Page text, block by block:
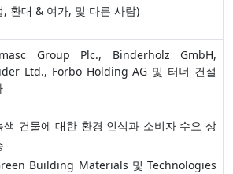
, 환대 & 여가, 및 다른 사람)
Group Plc., Binderholz GmbH,
Ltd., Forbo Holding AG 및 터너 건설
색 건물에 대한 환경 인식과 소비자 수요 상
Building Materials 및 Technologies